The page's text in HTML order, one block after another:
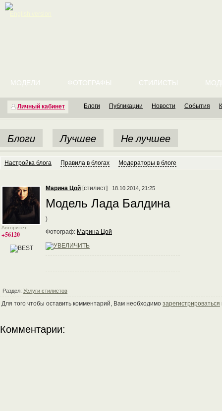
Личный кабинет
МОДЕЛИ ФОТОГРАФЫ СТИЛИСТЫ
Блоги Публикации Новости События
Блоги Лучшее Не лучшее
Настройка блога Правила в блогах Модераторы в блоге
Авторитет
+56120
Марина Цой [стилист] 18.10.2014, 21:25
Модель Лада Балдина
)
Фотограф: Марина Цой
Раздел: Услуги стилистов
Для того чтобы оставить комментарий, Вам необходимо зарегистрироваться
Комментарии: